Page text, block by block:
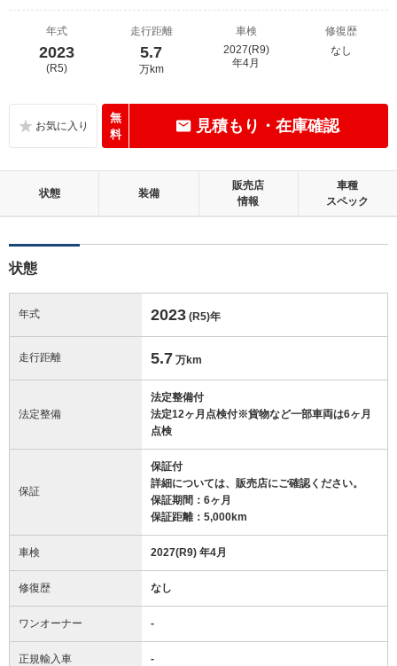
年式
2023
(R5)
走行距離
5.7
万km
車検
2027(R9)
年4月
修復歴
なし
無
料
見積もり・在庫確認
状態 装備
販売店
情報
車種
スペック
状態
年式 2023 (R5)年
走行距離 5.7 万km
法定整備
法定整備付
法定12ヶ月点検付※貨物など一部車両は6ヶ月
点検
保証
保証付
詳細については、販売店にご確認ください。
保証期間：6ヶ月
保証距離：5,000km
車検 2027(R9) 年4月
修復歴 なし
ワンオーナー -
正規輸入車 -